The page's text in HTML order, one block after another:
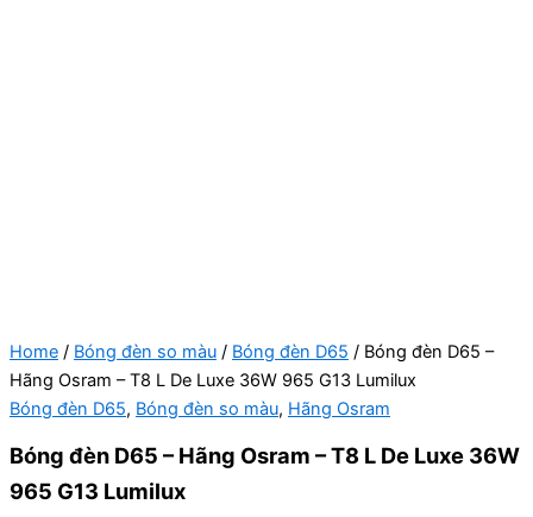
Home / Bóng đèn so màu / Bóng đèn D65 / Bóng đèn D65 –
Hãng Osram – T8 L De Luxe 36W 965 G13 Lumilux
Bóng đèn D65, Bóng đèn so màu, Hãng Osram
Bóng đèn D65 – Hãng Osram – T8 L De Luxe 36W
965 G13 Lumilux